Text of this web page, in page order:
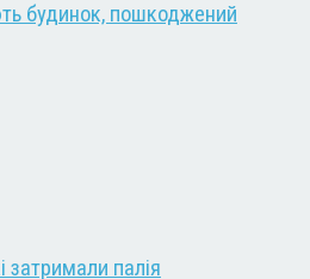
будинок, пошкоджений
затримали палія